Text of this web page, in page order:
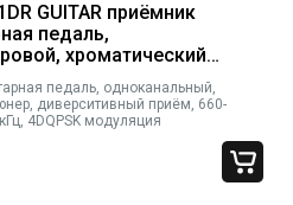
GUITAR приёмник
педаль,
хроматический
приём, 660-690МГц,
4DQPSK модуляция
педаль, одноканальный,
диверситивный приём, 660-
4DQPSK модуляция